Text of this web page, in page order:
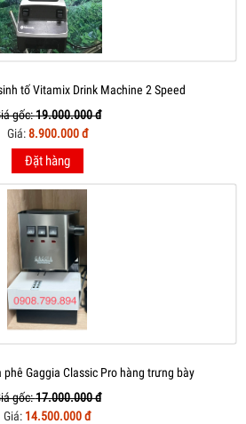
tố Vitamix Drink Machine 2 Speed
gốc:19.000.000 đ
Giá:8.900.000 đ
Đặt hàng
Gaggia Classic Pro hàng trưng bày
gốc:17.000.000 đ
Giá: 14.500.000 đ